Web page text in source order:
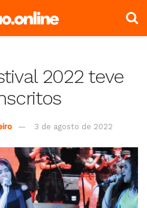
2022 teve
3 de agosto de 2022